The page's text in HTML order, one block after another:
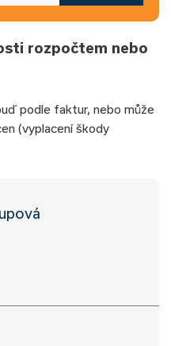
rozpočtem nebo
podle faktur, nebo může
(vyplacení škody